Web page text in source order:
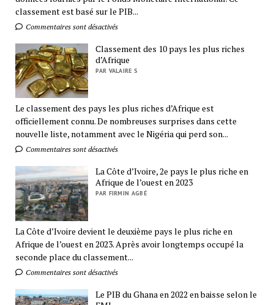
classement est basé sur le PIB...
Commentaires sont désactivés
Classement des 10 pays les plus riches
d’Afrique
PAR VALAIRE S
Le classement des pays les plus riches d’Afrique est
officiellement connu. De nombreuses surprises dans cette
nouvelle liste, notamment avec le Nigéria qui perd son...
Commentaires sont désactivés
La Côte d’Ivoire, 2e pays le plus riche en
Afrique de l’ouest en 2023
PAR FIRMIN AGBÉ
La Côte d’Ivoire devient le deuxième pays le plus riche en
Afrique de l’ouest en 2023. Après avoir longtemps occupé la
seconde place du classement...
Commentaires sont désactivés
Le PIB du Ghana en 2022 en baisse selon le